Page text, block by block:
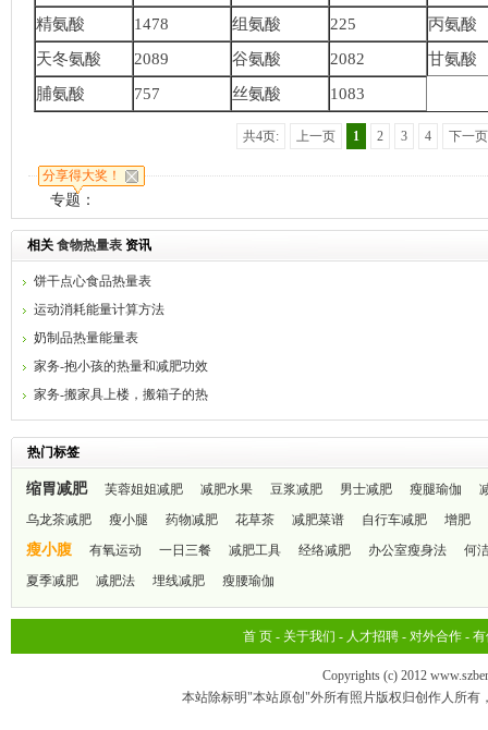
精氨酸
1478 组氨酸 225
丙氨酸
天冬氨酸
2089 谷氨酸 2082
甘氨酸
脯氨酸
757 丝氨酸 1083
共4页: 上一页 1 2 3 4 下一页
分享得大奖！
专题：
相关 食物热量表 资讯
饼干点心食品热量表
运动消耗能量计算方法
奶制品热量能量表
家务-抱小孩的热量和减肥功效
家务-搬家具上楼，搬箱子的热
量和减肥功效
热门标签
缩胃减肥 芙蓉姐姐减肥 减肥水果 豆浆减肥 男士减肥 瘦腿瑜伽
乌龙茶减肥
瘦小腿 药物减肥 花草茶 减肥菜谱 自行车减肥 增肥
瘦小腹 有氧运动 一日三餐 减肥工具 经络减肥 办公室瘦身法
何
夏季减肥
减肥法 埋线减肥 瘦腰瑜伽
首 页- 关于我们 - 人才招聘- 对外合作- 有
Copyrights (c) 2012
本站除标明"本站原创"外所有照片版权归创作人所